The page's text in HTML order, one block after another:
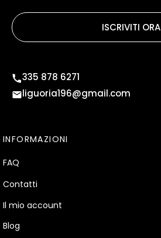
ISCRIVITI ORA
335 878 6271
liguoria196@gmail.com
INFORMAZIONI
FAQ
Contatti
Il mio account
Blog